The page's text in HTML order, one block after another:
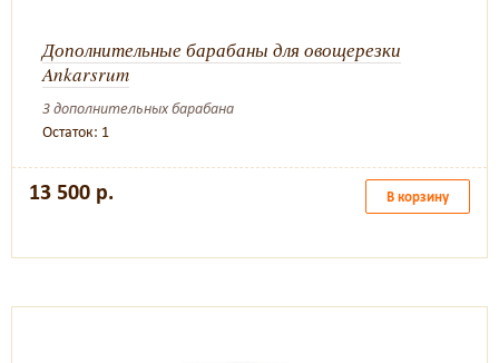
Дополнительные барабаны для овощерезки
Ankarsrum
3 дополнительных барабана
Остаток: 1
13 500 р. В корзину